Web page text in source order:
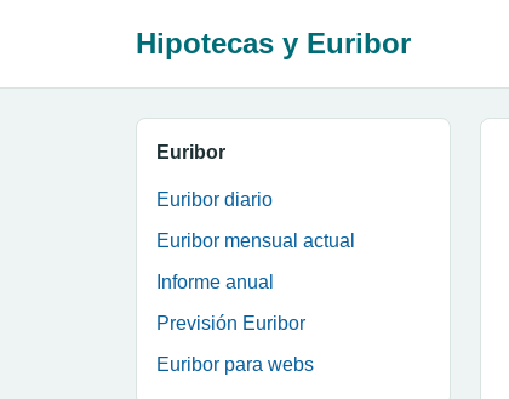
Hipotecas y Euribor
Euribor
Euribor diario
Euribor mensual actual
Informe anual
Previsión Euribor
Euribor para webs